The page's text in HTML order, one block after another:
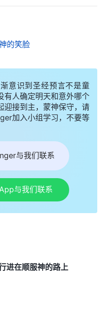
也不愿意和他们多说
我越想越觉得接待本分
甚至再也不能享受和弟
被大家赞赏、高看的待
？我越想心里越消极，
我只好向神祷告：“神
家，但对接待这个本分
是一个不起眼的本分。
这样，也想把两个弟兄
可凭着我自己做不到。
使我能顺服下来。”祷
性都是低下；为人小肚
自己的名誉、地位争争
湖。就你们今天的言
你们对我的工作的态度
，你们的所有性情足可
的笑脸
意识到圣经预言不是童
有人确定明天和意外哪个
迎接到主，蒙神保守，请
加入小组学习，不要等
与我们联系
与我们联系
进在顺服神的路上